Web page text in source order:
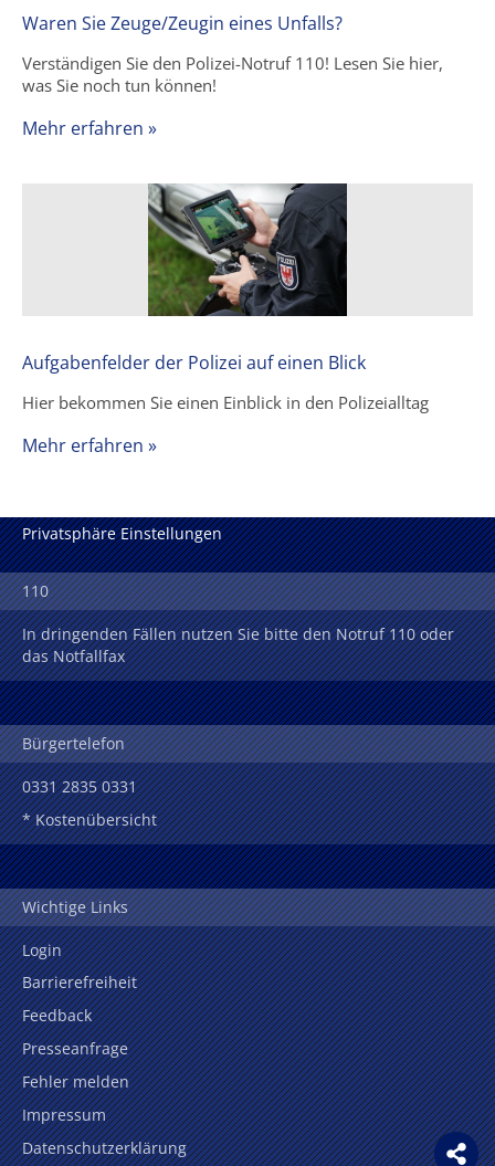
Waren Sie Zeuge/Zeugin eines Unfalls?
Verständigen Sie den Polizei-Notruf 110! Lesen Sie hier,
was Sie noch tun können!
Mehr erfahren »
Aufgabenfelder der Polizei auf einen Blick
Hier bekommen Sie einen Einblick in den Polizeialltag
Mehr erfahren »
Privatsphäre Einstellungen
110
In dringenden Fällen nutzen Sie bitte den Notruf 110 oder
das Notfallfax
Bürgertelefon
0331 2835 0331
* Kostenübersicht
Wichtige Links
Login
Barrierefreiheit
Feedback
Presseanfrage
Fehler melden
Impressum
Datenschutzerklärung